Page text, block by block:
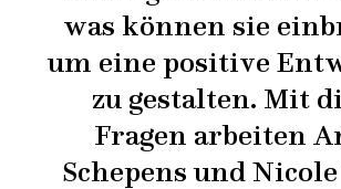
was können sie
um eine positive
zu gestalten. Mit
Fragen arbeiten
Schepens und